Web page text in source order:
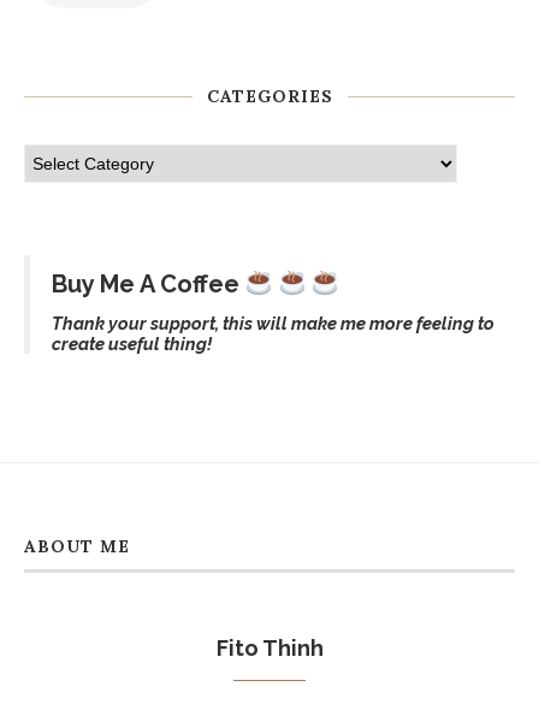
CATEGORIES
Buy Me A Coffee
Thank your support, this will make me more feeling to
create useful thing!
ABOUT ME
Fito Thinh